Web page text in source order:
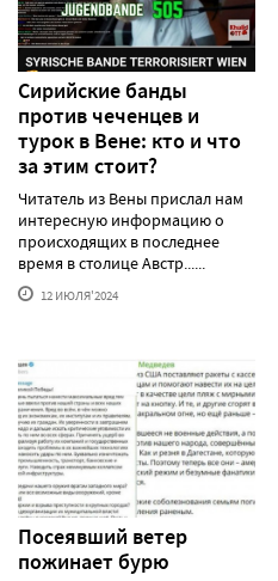
Сирийские банды
против чеченцев и
турок в Вене: кто и что
за этим стоит?
Читатель из Вены прислал нам
интересную информацию о
происходящих в последнее
время в столице Австр......
12 ИЮЛЯ'2024
Посеявший ветер
пожинает бурю